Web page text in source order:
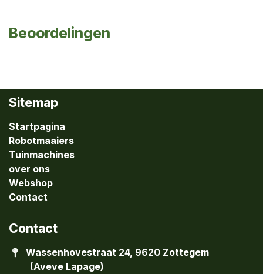
Beoordelingen
Sitemap
Startpagina
Robotmaaiers
Tuinmachines
over ons
Webshop
Contact
Contact
Wassenhovestraat 24, 9620 Zottegem
(Aveve Lapage)